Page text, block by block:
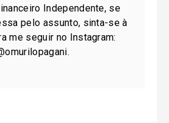
Independente, se
pelo assunto, sinta-se à
me seguir no Instagram: